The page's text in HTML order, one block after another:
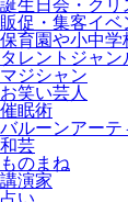
誕生日会・クリ
販促・集客イベ
保育園や小中学
タレントジャン
マジシャン
お笑い芸人
催眠術
バルーンアーテ
和芸
ものまね
講演家